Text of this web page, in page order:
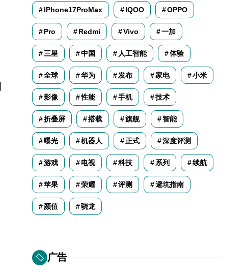
IPhone17ProMax IQOO OPPO
Pro Redmi Vivo 一加
三星 中国 人工智能 体验
全球 华为 发布 家电 小米
影像 性能 手机 技术
折叠屏 搭载 旗舰 智能
曝光 机器人 正式 深度评测
游戏 电视 科技 系列 续航
苹果 荣耀 评测 避坑指南
颜值 骁龙
广告